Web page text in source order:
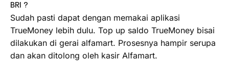
BRI ?
Sudah pasti dapat dengan memakai aplikasi
TrueMoney lebih dulu. Top up saldo TrueMoney bisai
dilakukan di gerai alfamart. Prosesnya hampir serupa
dan akan ditolong oleh kasir Alfamart.